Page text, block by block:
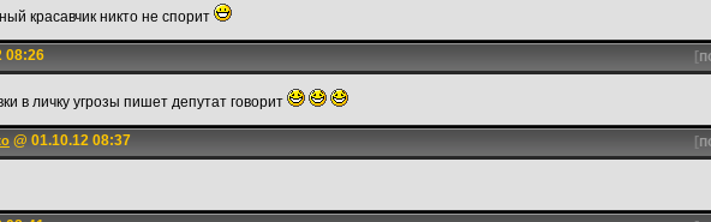
красавчик никто не спорит
08:26 [
в личку угрозы пишет депутат говорит
@ 01.10.12 08:37 [